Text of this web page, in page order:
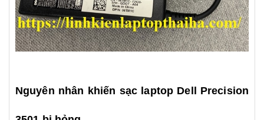
Nguyên nhân khiến sạc laptop Dell Precision